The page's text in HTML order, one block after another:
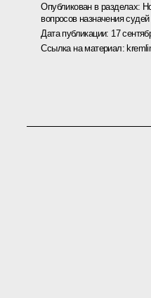
Опубликован в разделах:
вопросов назначения
Дата публикации: 17
Ссылка на материал: